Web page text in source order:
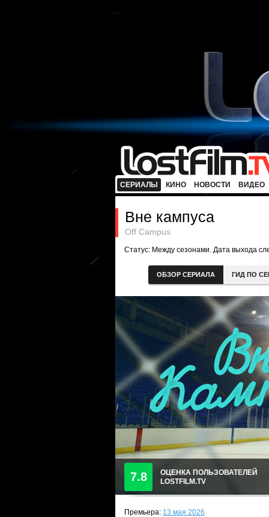
СЕРИАЛЫ КИНО НОВОСТИ ВИДЕО
Вне кампуса
Off Campus
Статус: Между сезонами. Дата выхода
ОБЗОР СЕРИАЛА ГИД ПО
7.8
ОЦЕНКА ПОЛЬЗОВАТЕЛЕЙ
LOSTFILM.TV
Премьера: 13 мая 2026